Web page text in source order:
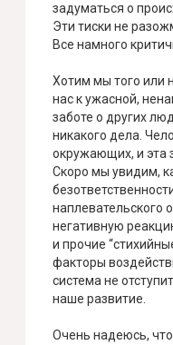
задуматься о
Эти тиски не
Все намного
Хотим мы того или
нас к ужасной,
заботе о других
никакого дела.
окружающих, и эта
Скоро мы увидим,
наплевательского
негативную
и прочие
факторы
система не
наше развитие.
Очень надеюсь,